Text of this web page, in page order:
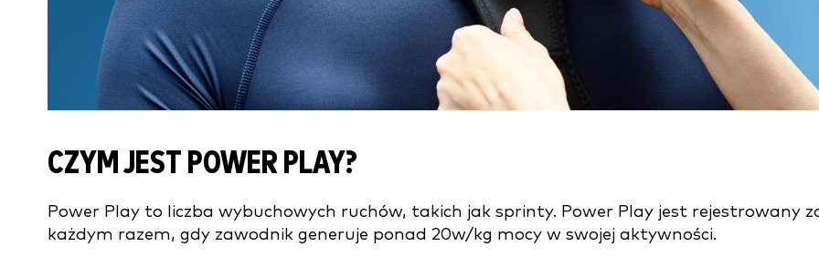
CZYM JEST POWER PLAY?
Power Play to liczba wybuchowych ruchów, takich jak sprinty. Power Play jest rejestrowany
każdym razem, gdy zawodnik generuje ponad 20w/kg mocy w swojej aktywności.